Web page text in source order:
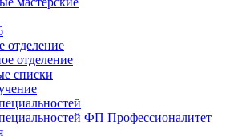
отделение
отделение
списки
ФП Профессионалитет